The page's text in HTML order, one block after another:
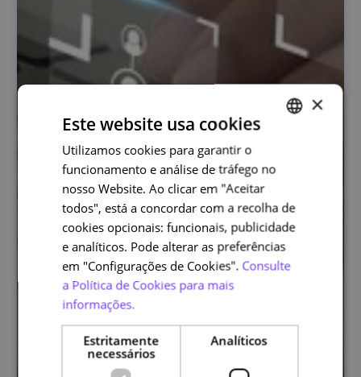
ENGLISH
×
Este website usa cookies
Utilizamos cookies para garantir o
funcionamento e análise de tráfego no
nosso Website. Ao clicar em "Aceitar
todos", está a concordar com a recolha de
cookies opcionais: funcionais, publicidade
e analíticos. Pode alterar as preferências
em "Configurações de Cookies". Consulte
a Política de Cookies para mais
informações.
Estritamente
necessários
Analíticos